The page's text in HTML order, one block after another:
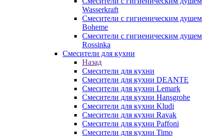
Wasserkraft
Смесители с гигиеническим душем
Boheme
Смесители с гигиеническим душем
Rossinka
Смесители для кухни
Назад
Смесители для кухни
Смесители для кухни DEANTE
Смесители для кухни Lemark
Смесители для кухни Hansgrohe
Смесители для кухни Kludi
Смесители для кухни Ravak
Смесители для кухни Paffoni
Смесители для кухни Timo